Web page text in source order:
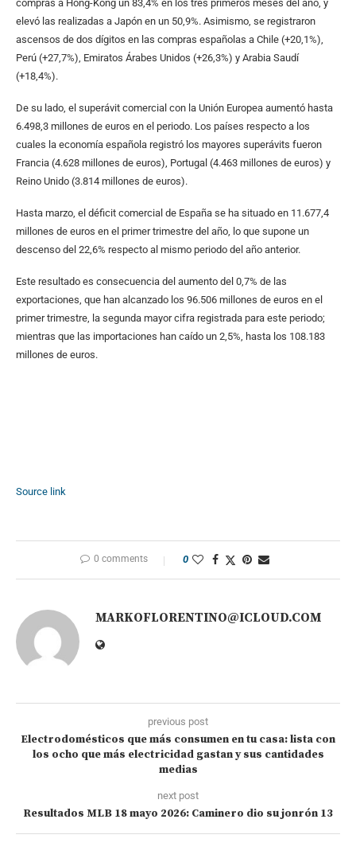
compras a Hong-Kong un 83,4% en los tres primeros meses del año, y
elevó las realizadas a Japón en un 50,9%. Asimismo, se registraron
ascensos de dos dígitos en las compras españolas a Chile (+20,1%),
Perú (+27,7%), Emiratos Árabes Unidos (+26,3%) y Arabia Saudí
(+18,4%).
De su lado, el superávit comercial con la Unión Europea aumentó hasta
6.498,3 millones de euros en el periodo. Los países respecto a los
cuales la economía española registró los mayores superávits fueron
Francia (4.628 millones de euros), Portugal (4.463 millones de euros) y
Reino Unido (3.814 millones de euros).
Hasta marzo, el déficit comercial de España se ha situado en 11.677,4
millones de euros en el primer trimestre del año, lo que supone un
descenso del 22,6% respecto al mismo periodo del año anterior.
Este resultado es consecuencia del aumento del 0,7% de las
exportaciones, que han alcanzado los 96.506 millones de euros en el
primer trimestre, la segunda mayor cifra registrada para este periodo;
mientras que las importaciones han caído un 2,5%, hasta los 108.183
millones de euros.
Source link
0 comments 0
MARKOFLORENTINO@ICLOUD.COM
previous post
Electrodomésticos que más consumen en tu casa: lista con
los ocho que más electricidad gastan y sus cantidades
medias
next post
Resultados MLB 18 mayo 2026: Caminero dio su jonrón 13